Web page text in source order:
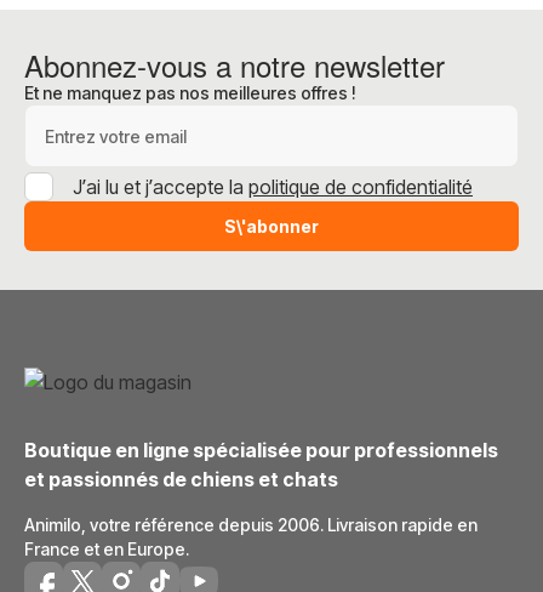
Abonnez-vous a notre newsletter
Et ne manquez pas nos meilleures offres !
S\'abonner
J’ai lu et j’accepte la politique de confidentialité
Boutique en ligne spécialisée pour professionnels
et passionnés de chiens et chats
Animilo, votre référence depuis 2006. Livraison rapide en
France et en Europe.